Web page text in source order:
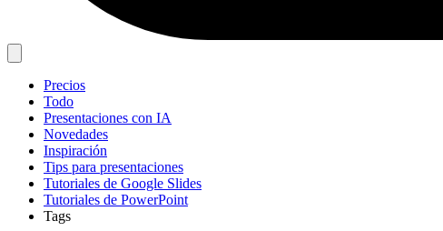
Precios
Todo
Presentaciones con IA
Novedades
Inspiración
Tips para presentaciones
Tutoriales de Google Slides
Tutoriales de PowerPoint
Tags